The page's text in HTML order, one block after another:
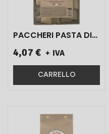
PACCHERI PASTA DI
DURO TRAFILATAAL
BRONZO ART.145 500
GR 1 PZ}
4,07 € + IVA
CARRELLO